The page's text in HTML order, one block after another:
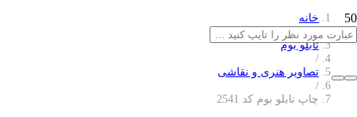
خانه
/
تابلو بوم
/
تصاویر هنری و نقاشی
/
چاپ تابلو بوم کد 2541